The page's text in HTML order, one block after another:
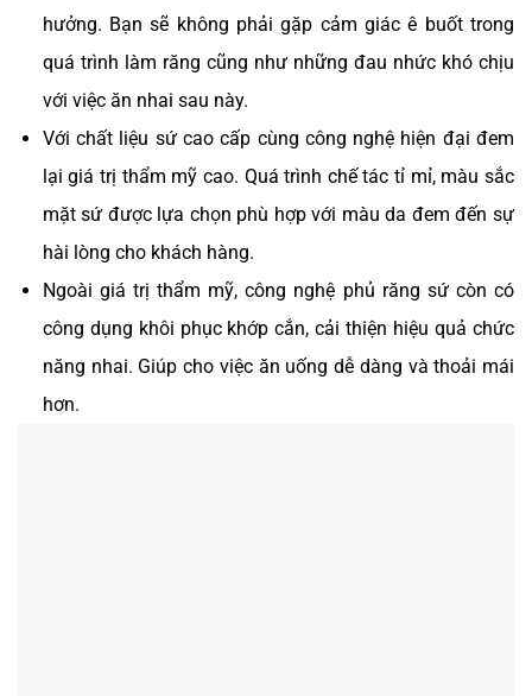
hưởng. Bạn sẽ không phải gặp cảm giác ê buốt trong
quá trình làm răng cũng như những đau nhức khó chịu
với việc ăn nhai sau này.
Với chất liệu sứ cao cấp cùng công nghệ hiện đại đem
lại giá trị thẩm mỹ cao. Quá trình chế tác tỉ mỉ, màu sắc
mặt sứ được lựa chọn phù hợp với màu da đem đến sự
hài lòng cho khách hàng.
Ngoài giá trị thẩm mỹ, công nghệ phủ răng sứ còn có
công dụng khôi phục khớp cắn, cải thiện hiệu quả chức
năng nhai. Giúp cho việc ăn uống dễ dàng và thoải mái
hơn.